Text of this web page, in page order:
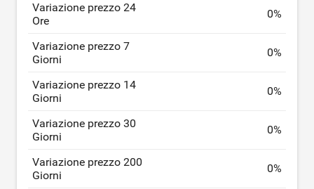
Variazione prezzo 24
Ore
0%
Variazione prezzo 7
Giorni
0%
Variazione prezzo 14
Giorni
0%
Variazione prezzo 30
Giorni
0%
Variazione prezzo 200
Giorni
0%